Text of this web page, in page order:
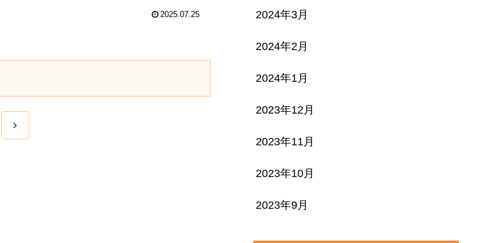
2025.07.25
次
2024年3月
2024年2月
2024年1月
2023年12月
2023年11月
2023年10月
2023年9月